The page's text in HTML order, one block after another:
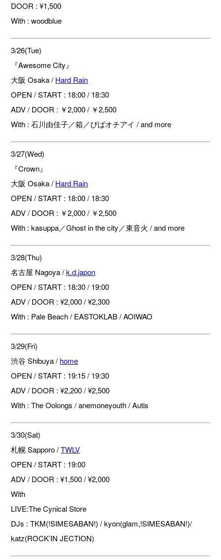
DOOR : ¥1,500
With : woodblue
3/26(Tue)
『Awesome City』
大阪 Osaka /Hard Rain
OPEN / START : 18:00 / 18:30
ADV / DOOR : ￥2,000 / ￥2,500
With : 石川由佳子／箱／びばオチアイ / and more
3/27(Wed)
『Crown』
大阪 Osaka /Hard Rain
OPEN / START : 18:00 / 18:30
ADV / DOOR : ￥2,000 / ￥2,500
With : kasuppa／Ghost in the city／東音火 / and more
3/28(Thu)
名古屋 Nagoya /k.d.japon
OPEN / START : 18:30 / 19:00
ADV / DOOR : ¥2,000 / ¥2,300
With : Pale Beach / EASTOKLAB / AOIWAO
3/29(Fri)
渋谷 Shibuya /home
OPEN / START : 19:15 / 19:30
ADV / DOOR : ¥2,200 / ¥2,500
With : The Oolongs / anemoneyouth / Autis
3/30(Sat)
札幌 Sapporo /TWLV
OPEN / START : 19:00
ADV / DOOR : ¥1,500 / ¥2,000
With
LIVE:The Cynical Store
DJs : TKM(!SIMESABAN!) / kyon(glam,!SIMESABAN!)/
katz(ROCK’IN JECTION)